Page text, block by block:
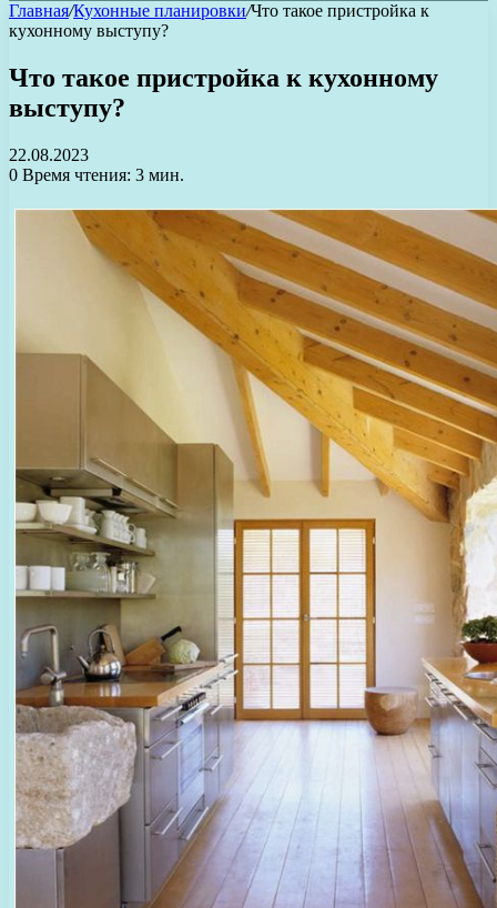
Главная/Кухонные планировки/Что такое пристройка к
кухонному выступу?
Что такое пристройка к кухонному
выступу?
22.08.2023
0 Время чтения: 3 мин.